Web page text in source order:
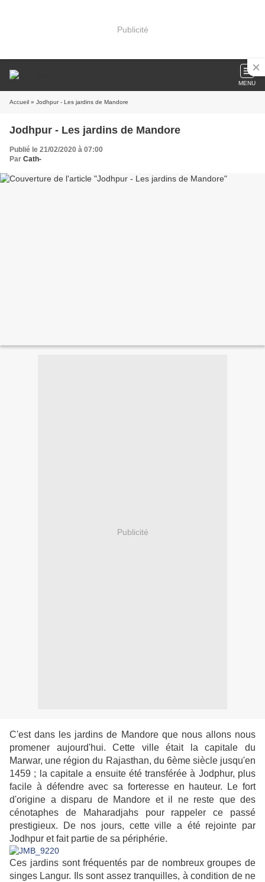
Publicité
MENU
Accueil » Jodhpur - Les jardins de Mandore
Jodhpur - Les jardins de Mandore
Publié le 21/02/2020 à 07:00
Par Cath-
Publicité
C'est dans les jardins de Mandore que nous allons nous
promener aujourd'hui. Cette ville était la capitale du
Marwar, une région du Rajasthan, du 6ème siècle jusqu'en
1459 ; la capitale a ensuite été transférée à Jodphur, plus
facile à défendre avec sa forteresse en hauteur. Le fort
d'origine a disparu de Mandore et il ne reste que des
cénotaphes de Maharadjahs pour rappeler ce passé
prestigieux. De nos jours, cette ville a été rejointe par
Jodhpur et fait partie de sa périphérie.
Ces jardins sont fréquentés par de nombreux groupes de
singes Langur. Ils sont assez tranquilles, à condition de ne